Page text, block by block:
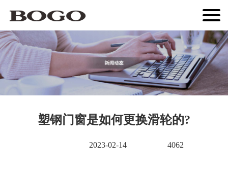
塑钢门窗是如何更换滑轮的?
2023-02-14 4062